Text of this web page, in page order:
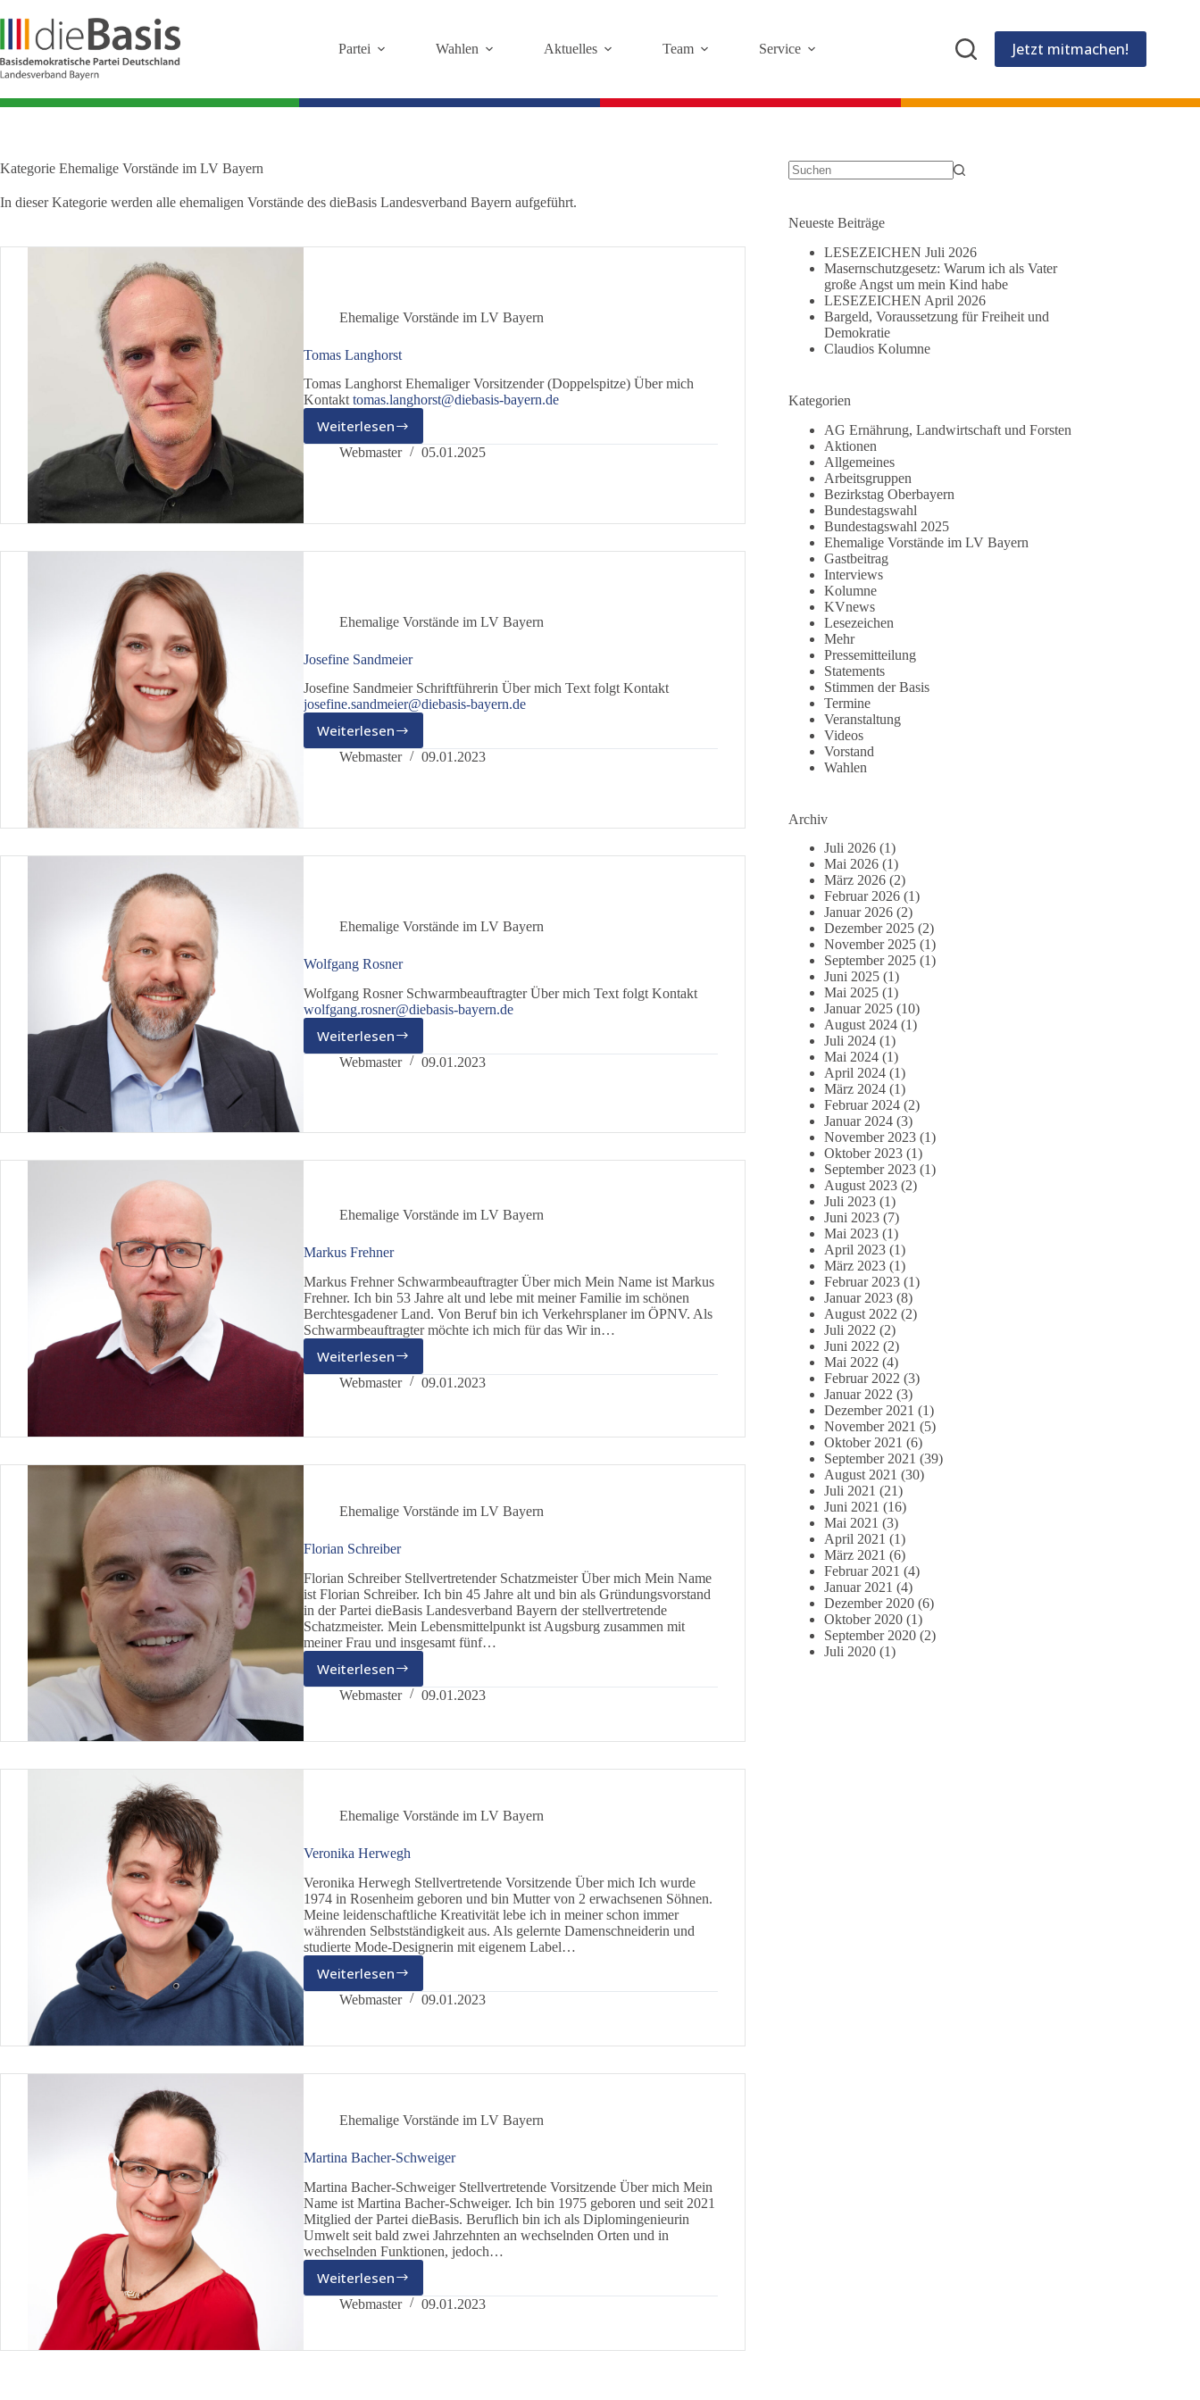
Inhalt
springen
Partei Wahlen Aktuelles Team Service Jetzt mitmachen!
Kategorie Ehemalige Vorstände im LV Bayern
In dieser Kategorie werden alle ehemaligen Vorstände des dieBasis Landesverband Bayern aufgeführt.
Ehemalige Vorstände im LV Bayern
Tomas Langhorst
Tomas Langhorst Ehemaliger Vorsitzender (Doppelspitze) Über mich
Kontakttomas.langhorst@diebasis-bayern.de
Weiterlesen
Tomas
Langhorst
Webmaster 05.01.2025
Ehemalige Vorstände im LV Bayern
Josefine Sandmeier
Josefine Sandmeier Schriftführerin Über mich Text folgt Kontakt
josefine.sandmeier@diebasis-bayern.de
Weiterlesen
Josefine
Sandmeier
Webmaster 09.01.2023
Ehemalige Vorstände im LV Bayern
Wolfgang Rosner
Wolfgang Rosner Schwarmbeauftragter Über mich Text folgt Kontakt
wolfgang.rosner@diebasis-bayern.de
Weiterlesen
Wolfgang
Rosner
Webmaster 09.01.2023
Ehemalige Vorstände im LV Bayern
Markus Frehner
Markus Frehner Schwarmbeauftragter Über mich Mein Name ist Markus
Frehner. Ich bin 53 Jahre alt und lebe mit meiner Familie im schönen
Berchtesgadener Land. Von Beruf bin ich Verkehrsplaner im ÖPNV. Als
Schwarmbeauftragter möchte ich mich für das Wir in…
Weiterlesen
Markus
Frehner
Webmaster 09.01.2023
Ehemalige Vorstände im LV Bayern
Florian Schreiber
Florian Schreiber Stellvertretender Schatzmeister Über mich Mein Name
ist Florian Schreiber. Ich bin 45 Jahre alt und bin als Gründungsvorstand
in der Partei dieBasis Landesverband Bayern der stellvertretende
Schatzmeister. Mein Lebensmittelpunkt ist Augsburg zusammen mit
meiner Frau und insgesamt fünf…
Weiterlesen
Florian
Schreiber
Webmaster 09.01.2023
Ehemalige Vorstände im LV Bayern
Veronika Herwegh
Veronika Herwegh Stellvertretende Vorsitzende Über mich Ich wurde
1974 in Rosenheim geboren und bin Mutter von 2 erwachsenen Söhnen.
Meine leidenschaftliche Kreativität lebe ich in meiner schon immer
währenden Selbstständigkeit aus. Als gelernte Damenschneiderin und
studierte Mode-Designerin mit eigenem Label…
Weiterlesen
Veronika
Herwegh
Webmaster 09.01.2023
Ehemalige Vorstände im LV Bayern
Martina Bacher-Schweiger
Martina Bacher-Schweiger Stellvertretende Vorsitzende Über mich Mein
Name ist Martina Bacher-Schweiger. Ich bin 1975 geboren und seit 2021
Mitglied der Partei dieBasis. Beruflich bin ich als Diplomingenieurin
Umwelt seit bald zwei Jahrzehnten an wechselnden Orten und in
wechselnden Funktionen, jedoch…
Weiterlesen
Martina
Bacher-
Webmaster 09.01.2023
Neueste Beiträge
LESEZEICHEN Juli 2026
Masernschutzgesetz: Warum ich als Vater
große Angst um mein Kind habe
LESEZEICHEN April 2026
Bargeld, Voraussetzung für Freiheit und
Demokratie
Claudios Kolumne
Kategorien
AG Ernährung, Landwirtschaft und Forsten
Aktionen
Allgemeines
Arbeitsgruppen
Bezirkstag Oberbayern
Bundestagswahl
Bundestagswahl 2025
Ehemalige Vorstände im LV Bayern
Gastbeitrag
Interviews
Kolumne
KVnews
Lesezeichen
Mehr
Pressemitteilung
Statements
Stimmen der Basis
Termine
Veranstaltung
Videos
Vorstand
Wahlen
Archiv
Juli 2026 (1)
Mai 2026 (1)
März 2026 (2)
Februar 2026 (1)
Januar 2026 (2)
Dezember 2025 (2)
November 2025 (1)
September 2025 (1)
Juni 2025 (1)
Mai 2025 (1)
Januar 2025 (10)
August 2024 (1)
Juli 2024 (1)
Mai 2024 (1)
April 2024 (1)
März 2024 (1)
Februar 2024 (2)
Januar 2024 (3)
November 2023 (1)
Oktober 2023 (1)
September 2023 (1)
August 2023 (2)
Juli 2023 (1)
Juni 2023 (7)
Mai 2023 (1)
April 2023 (1)
März 2023 (1)
Februar 2023 (1)
Januar 2023 (8)
August 2022 (2)
Juli 2022 (2)
Juni 2022 (2)
Mai 2022 (4)
Februar 2022 (3)
Januar 2022 (3)
Dezember 2021 (1)
November 2021 (5)
Oktober 2021 (6)
September 2021 (39)
August 2021 (30)
Juli 2021 (21)
Juni 2021 (16)
Mai 2021 (3)
April 2021 (1)
März 2021 (6)
Februar 2021 (4)
Januar 2021 (4)
Dezember 2020 (6)
Oktober 2020 (1)
September 2020 (2)
Juli 2020 (1)